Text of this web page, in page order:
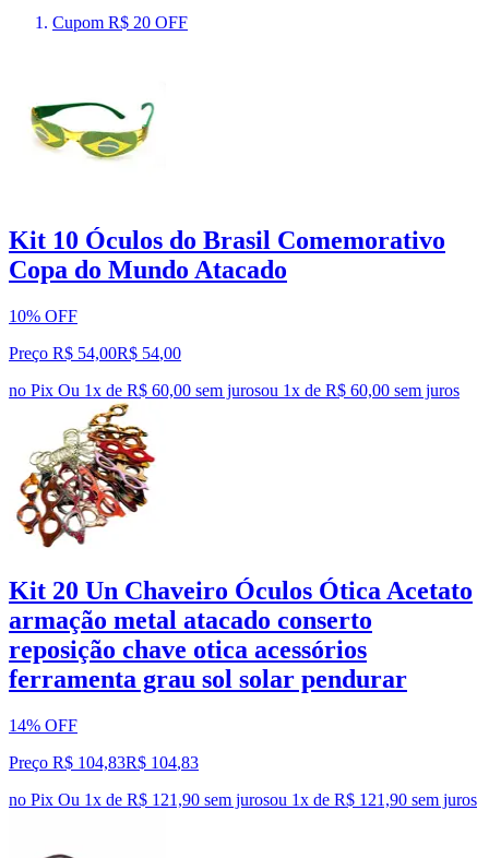
Cupom R$ 20 OFF
Kit 10 Óculos do Brasil Comemorativo
Copa do Mundo Atacado
10% OFF
Preço R$ 54,00R$ 54,00
no Pix Ou 1x de R$ 60,00 sem jurosou 1x de R$ 60,00 sem juros
Kit 20 Un Chaveiro Óculos Ótica Acetato
armação metal atacado conserto
reposição chave otica acessórios
ferramenta grau sol solar pendurar
14% OFF
Preço R$ 104,83R$ 104,83
no Pix Ou 1x de R$ 121,90 sem jurosou 1x de R$ 121,90 sem juros